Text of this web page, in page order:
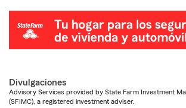
Divulgaciones
Advisory Services provided by State Farm Investment
(SFIMC), a registered investment adviser.